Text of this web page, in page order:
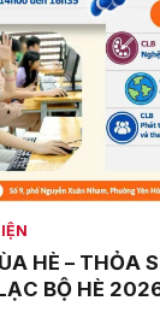
HÈ – THỎA
BỘ HÈ